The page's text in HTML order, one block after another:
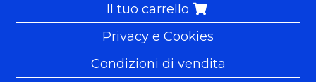
Il tuo carrello
Privacy e Cookies
Condizioni di vendita